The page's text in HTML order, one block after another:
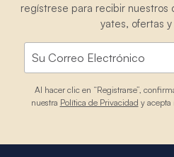
regístrese para recibir nuestros
yates, ofertas
Al hacer clic en “Registrarse”,
nuestra Política de Privacidad y acepta